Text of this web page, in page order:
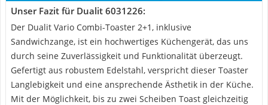
Unser Fazit für Dualit 6031226:
Der Dualit Vario Combi-Toaster 2+1, inklusive
Sandwichzange, ist ein hochwertiges Küchengerät, das uns
durch seine Zuverlässigkeit und Funktionalität überzeugt.
Gefertigt aus robustem Edelstahl, verspricht dieser Toaster
Langlebigkeit und eine ansprechende Ästhetik in der Küche.
Mit der Möglichkeit, bis zu zwei Scheiben Toast gleichzeitig